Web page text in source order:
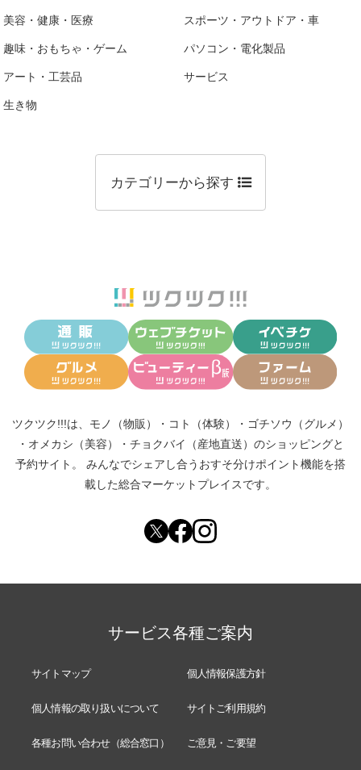
美容・健康・医療 スポーツ・アウトドア・車
趣味・おもちゃ・ゲーム パソコン・電化製品
アート・工芸品 サービス
生き物
カテゴリーから探す
ツクツク!!!は、 モノ（物販） ・ コト（体験） ・ ゴチソウ（グルメ）
・ オメカシ（美容） ・ チョクバイ（産地直送） のショッピングと
予約サイト。
みんなでシェアし合う おすそ分けポイント機能を搭
載した総合マーケットプレイスです。
サービス各種ご案内
サイトマップ 個人情報保護方針
個人情報の取り扱いについて サイトご利用規約
各種お問い合わせ（総合窓口） ご意見・ご要望